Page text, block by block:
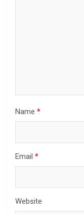
Name *
Email *
Website